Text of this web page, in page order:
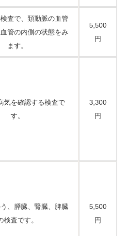
査で、頚動脈の血管
管の内側の状態をみ
ます。
5,500
円
気を確認する検査で
す。
3,300
円
、膵臓、腎臓、脾臓
検査です。
5,500
円